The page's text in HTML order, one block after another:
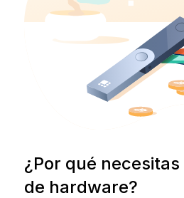
¿Por qué
de hardware?